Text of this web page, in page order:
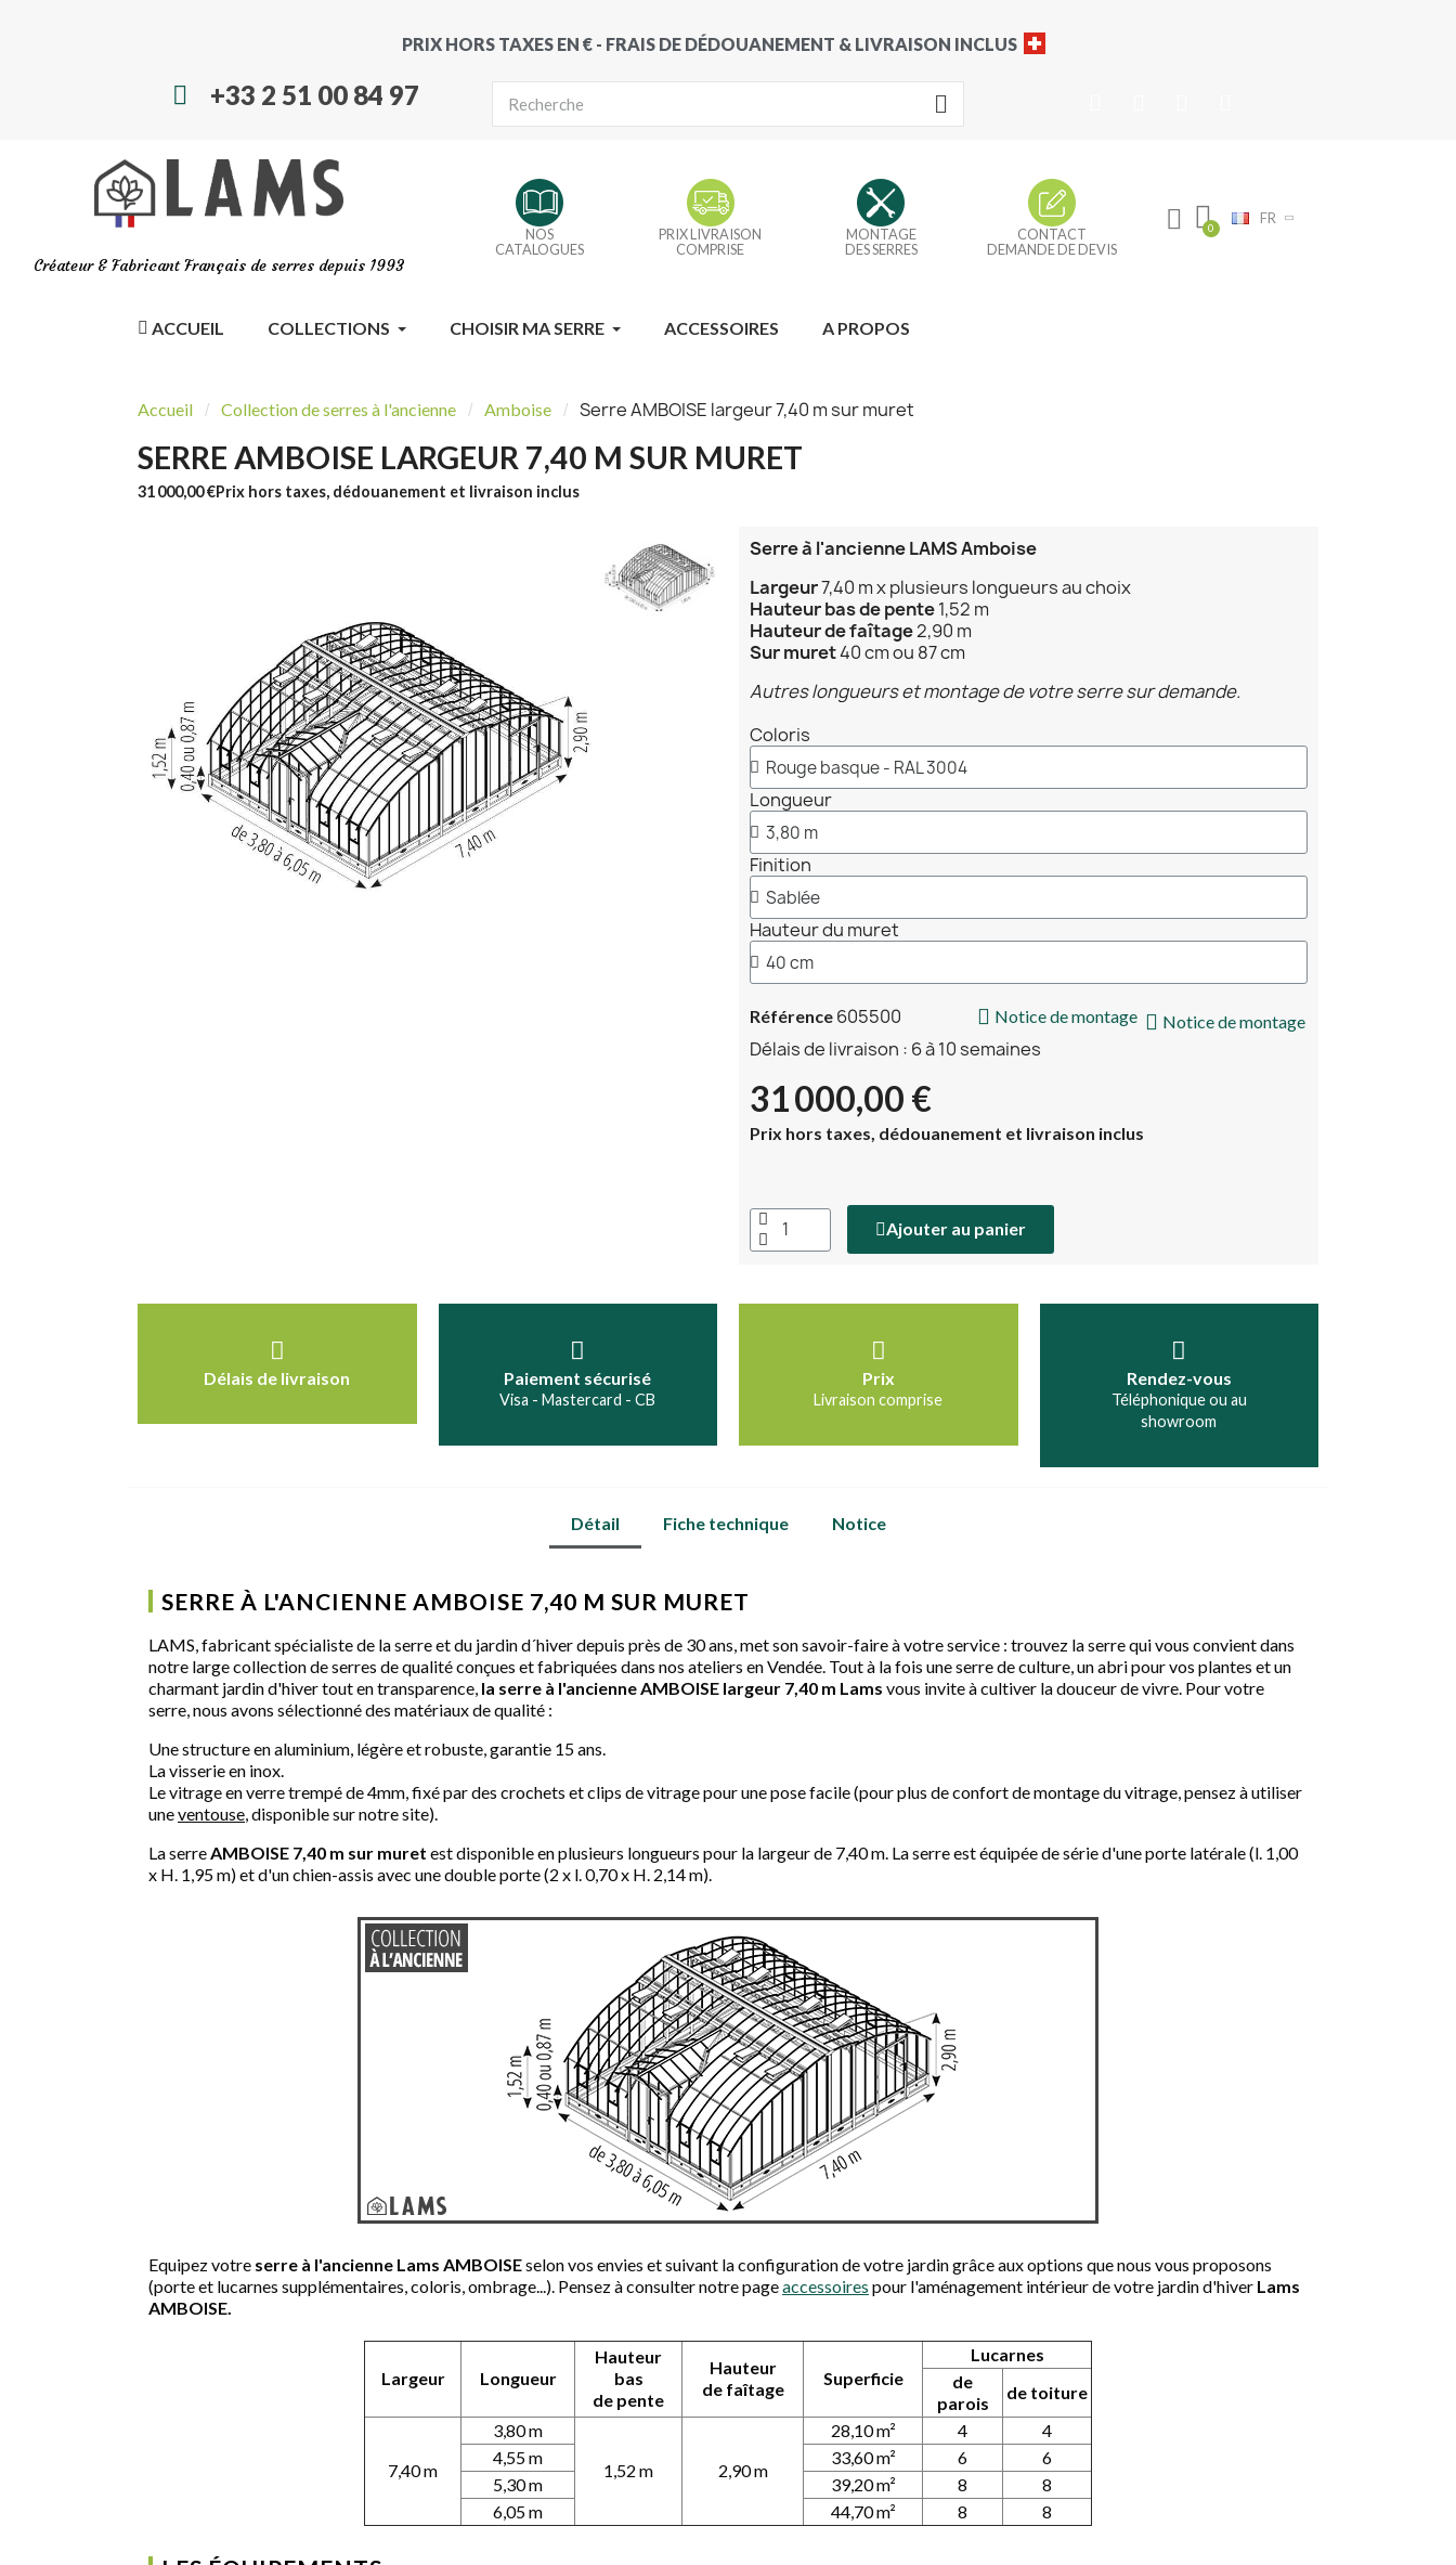
PRIX HORS TAXES EN € - FRAIS DE DÉDOUANEMENT & LIVRAISON INCLUS
+33 2 51 00 84 97
Créateur & Fabricant Français de serres depuis 1993
NOS
CATALOGUES
PRIX LIVRAISON
COMPRISE
MONTAGE
DES SERRES
CONTACT
DEMANDE DE DEVIS
FR
ACCUEIL COLLECTIONS CHOISIR MA SERRE ACCESSOIRES A PROPOS
Accueil Collection de serres à l'ancienne Amboise Serre AMBOISE largeur 7,40 m sur muret
SERRE AMBOISE LARGEUR 7,40 M SUR MURET
31 000,00 €Prix hors taxes, dédouanement et livraison inclus
Serre à l'ancienne LAMS Amboise
Largeur7,40 m x plusieurs longueurs au choix
Hauteur bas de pente1,52 m
Hauteur de faîtage2,90 m
Sur muret40 cm ou 87 cm
Autres longueurs et montage de votre serre sur demande.
Coloris
Longueur
Finition
Hauteur du muret
Référence 605500 Notice de montage Notice de montage
Délais de livraison : 6 à 10 semaines
31 000,00 €
Prix hors taxes, dédouanement et livraison inclus
Ajouter au panier
Délais de livraison Paiement sécurisé
Visa - Mastercard - CB
Prix
Livraison comprise
Rendez-vous
Téléphonique ou au
showroom
Détail Fiche technique Notice
SERRE À L'ANCIENNE AMBOISE 7,40 M SUR MURET
LAMS, fabricant spécialiste de la serre et du jardin d´hiver depuis près de 30 ans, met son savoir-faire à votre service : trouvez la serre qui vous convient dans
notre large collection de serres de qualité conçues et fabriquées dans nos ateliers en Vendée. Tout à la fois une serre de culture, un abri pour vos plantes et un
charmant jardin d'hiver tout en transparence, la serre à l'ancienne AMBOISE largeur 7,40 m Lams vous invite à cultiver la douceur de vivre. Pour votre
serre, nous avons sélectionné des matériaux de qualité :
Une structure en aluminium, légère et robuste, garantie 15 ans.
La visserie en inox.
Le vitrage en verre trempé de 4mm, fixé par des crochets et clips de vitrage pour une pose facile (pour plus de confort de montage du vitrage, pensez à utiliser
uneventouse, disponible sur notre site).
La serreAMBOISE 7,40 m sur muret est disponible en plusieurs longueurs pour la largeur de 7,40 m. La serre est équipée de série d'une porte latérale (l. 1,00
x H. 1,95 m) et d'un chien-assis avec une double porte (2 x l. 0,70 x H. 2,14 m).
Equipez votre serre à l'ancienne Lams AMBOISEselon vos envies et suivant la configuration de votre jardin grâce aux options que nous vous proposons
(porte et lucarnes supplémentaires, coloris, ombrage...). Pensez à consulter notre pageaccessoires pour l'aménagement intérieur de votre jardin d'hiver Lams
AMBOISE.
Largeur Longueur
Hauteur
bas
de pente
Hauteur
de faîtage
Superficie
Lucarnes
de
parois
de toiture
7,40 m
3,80 m
1,52 m
2,90 m
28,10 m² 4
4
4,55 m
33,60 m² 6
6
5,30 m
39,20 m² 8
8
6,05 m
44,70 m² 8 8